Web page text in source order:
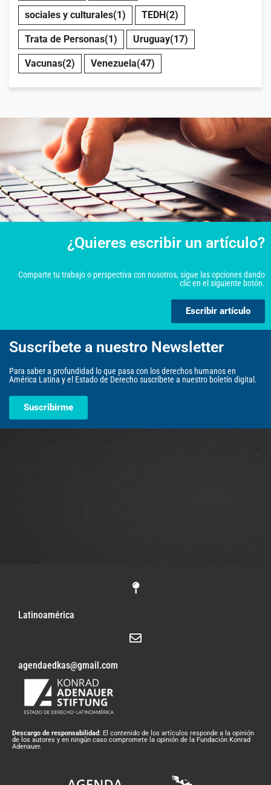
sociales y culturales(1) TEDH(2)
Trata de Personas(1) Uruguay(17)
Vacunas(2) Venezuela(47)
¿Quieres escribir un artículo?
Comparte tu trabajo o perspectiva con nosotros, sigue las opciones dando
clic en el siguiente botón.
Escribir artículo
Suscríbete a nuestro Newsletter
Para saber a profundidad lo que pasa con los derechos humanos en
América Latina y el Estado de Derecho suscríbete a nuestro boletín digital.
Suscribirme
Latinoamérica
agendaedkas@gmail.com
Descargo de responsabilidad: El contenido de los artículos responde a la opinión
de los autores y en ningún caso compromete la opinión de la Fundación Konrad
Adenauer.